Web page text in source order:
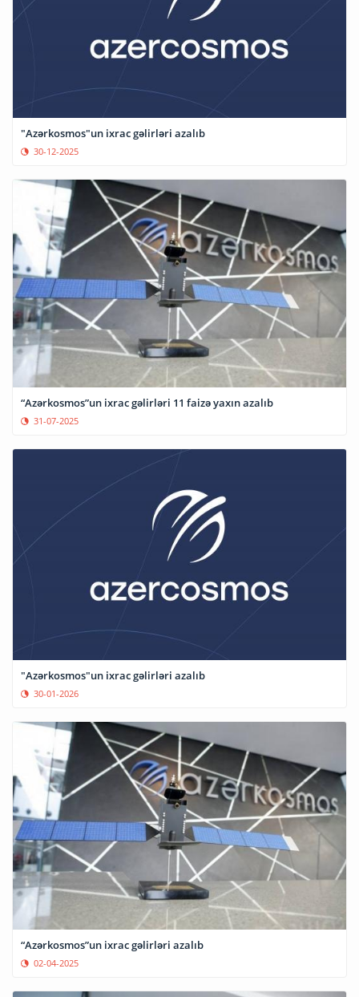
"Azərkosmos"un ixrac gəlirləri azalıb
30-12-2025
“Azərkosmos”un ixrac gəlirləri 11 faizə yaxın azalıb
31-07-2025
"Azərkosmos"un ixrac gəlirləri azalıb
30-01-2026
“Azərkosmos”un ixrac gəlirləri azalıb
02-04-2025